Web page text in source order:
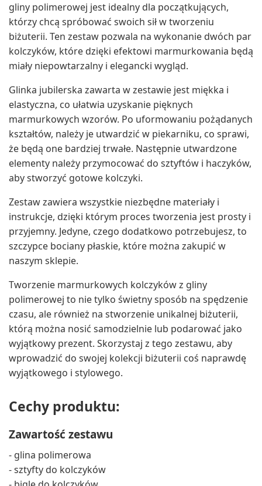
gliny polimerowej jest idealny dla początkujących,
którzy chcą spróbować swoich sił w tworzeniu
biżuterii. Ten zestaw pozwala na wykonanie dwóch par
kolczyków, które dzięki efektowi marmurkowania będą
miały niepowtarzalny i elegancki wygląd.
Glinka jubilerska zawarta w zestawie jest miękka i
elastyczna, co ułatwia uzyskanie pięknych
marmurkowych wzorów. Po uformowaniu pożądanych
kształtów, należy je utwardzić w piekarniku, co sprawi,
że będą one bardziej trwałe. Następnie utwardzone
elementy należy przymocować do sztyftów i haczyków,
aby stworzyć gotowe kolczyki.
Zestaw zawiera wszystkie niezbędne materiały i
instrukcje, dzięki którym proces tworzenia jest prosty i
przyjemny. Jedyne, czego dodatkowo potrzebujesz, to
szczypce bociany płaskie, które można zakupić w
naszym sklepie.
Tworzenie marmurkowych kolczyków z gliny
polimerowej to nie tylko świetny sposób na spędzenie
czasu, ale również na stworzenie unikalnej biżuterii,
którą można nosić samodzielnie lub podarować jako
wyjątkowy prezent. Skorzystaj z tego zestawu, aby
wprowadzić do swojej kolekcji biżuterii coś naprawdę
wyjątkowego i stylowego.
Cechy produktu:
Zawartość zestawu
- glina polimerowa
- sztyfty do kolczyków